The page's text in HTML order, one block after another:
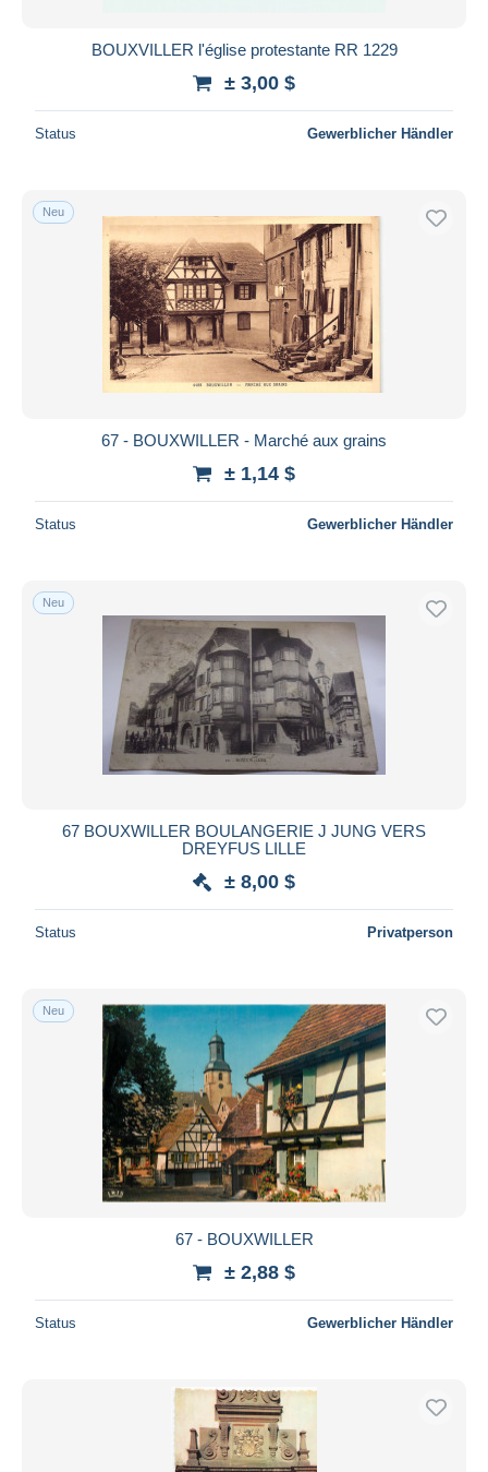
BOUXVILLER l'église protestante RR 1229
± 3,00 $
Status Gewerblicher Händler
Neu
67 - BOUXWILLER - Marché aux grains
± 1,14 $
Status Gewerblicher Händler
Neu
67 BOUXWILLER BOULANGERIE J JUNG VERS
DREYFUS LILLE
± 8,00 $
Status Privatperson
Neu
67 - BOUXWILLER
± 2,88 $
Status Gewerblicher Händler